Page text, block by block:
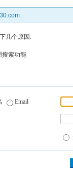
几个原因:
搜索功能
Email